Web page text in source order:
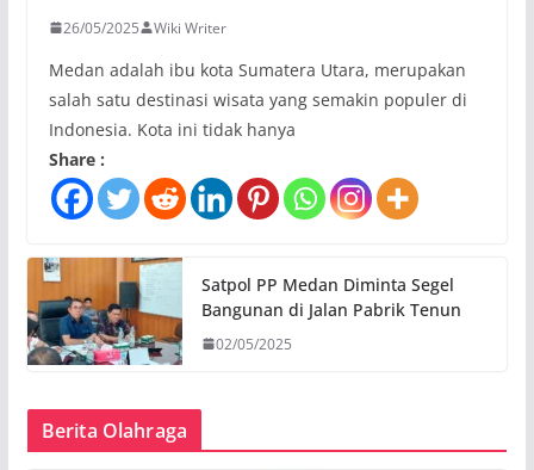
26/05/2025 Wiki Writer
Medan adalah ibu kota Sumatera Utara, merupakan
salah satu destinasi wisata yang semakin populer di
Indonesia. Kota ini tidak hanya
Share :
Satpol PP Medan Diminta Segel
Bangunan di Jalan Pabrik Tenun
02/05/2025
Berita Olahraga